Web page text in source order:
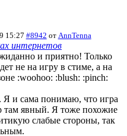
15:27 #8942 от AnnTenna
интернетов
и приятно! Только
не на игру в стиме, а на
:woohoo: :blush: :pinch:
и сама понимаю, что игра
там явный. Я тоже похожие
слабые стороны, так